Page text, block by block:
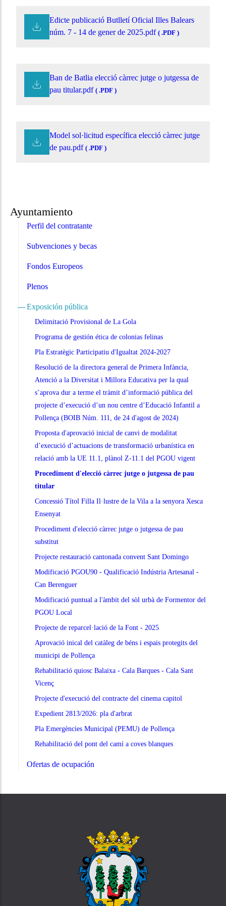
Ayuntamiento
Perfil del contratante
Subvenciones y becas
Fondos Europeos
Plenos
Exposición pública
Delimitació Provisional de La Gola
Programa de gestión ética de colonias felinas
Pla Estratègic Participatiu d'Igualtat 2024-2027
Resolució de la directora general de Primera Infància,
Atenció a la Diversitat i Millora Educativa per la qual
s’aprova dur a terme el tràmit d’informació pública del
projecte d’execució d’un nou centre d’Educació Infantil a
Pollença (BOIB Núm. 111, de 24 d'agost de 2024)
Proposta d'aprovació inicial de canvi de modalitat
d’execució d’actuacions de transformació urbanística en
relació amb la UE 11.1, plànol Z-11.1 del PGOU vigent
Procediment d'elecció càrrec jutge o jutgessa de pau
titular
Concessió Títol Filla Il·lustre de la Vila a la senyora Xesca
Ensenyat
Procediment d'elecció càrrec jutge o jutgessa de pau
substitut
Projecte restauració cantonada convent Sant Domingo
Modificació PGOU90 - Qualificació Indústria Artesanal -
Can Berenguer
Modificació puntual a l'àmbit del sòl urbà de Formentor del
PGOU Local
Projecte de reparcel·lació de la Font - 2025
Aprovació inical del catàleg de béns i espais protegits del
municipi de Pollença
Rehabilitació quiosc Balaixa - Cala Barques - Cala Sant
Vicenç
Projecte d'execució del contracte del cinema capitol
Expedient 2813/2026: pla d'arbrat
Pla Emergències Municipal (PEMU) de Pollença
Rehabilitació del pont del camí a coves blanques
Ofertas de ocupación
Edicte publicació Butlletí Oficial Illes Balears
núm. 7 - 14 de gener de 2025.pdf ( .PDF )
Ban de Batlia elecció càrrec jutge o jutgessa de
pau titular.pdf ( .PDF )
Model sol·licitud específica elecció càrrec jutge
de pau.pdf ( .PDF )